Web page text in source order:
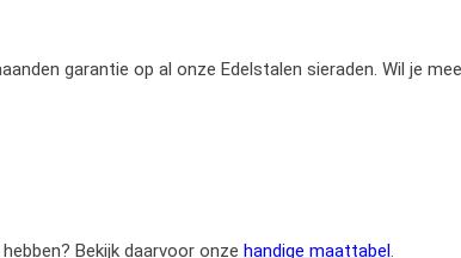
garantie op al onze Edelstalen sieraden. Wil je
Bekijk daarvoor onze handige maattabel.